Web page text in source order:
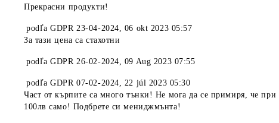
Прекрасни продукти!
podľaGDPR 23-04-2024, 06 okt 2023 05:57
За тази цена са стахотни
podľaGDPR 26-02-2024, 09 Aug 2023 07:55
podľaGDPR 07-02-2024, 22 júl 2023 05:30
Част от кърпите са много тънки! Не мога да се примиря, че при
100лв само! Подбрете си мениджмънта!